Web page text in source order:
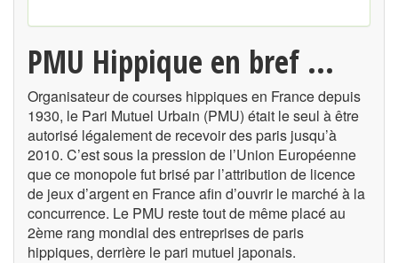
PMU Hippique en bref ...
Organisateur de courses hippiques en France depuis
1930, le Pari Mutuel Urbain (PMU) était le seul à être
autorisé légalement de recevoir des paris jusqu’à
2010. C’est sous la pression de l’Union Européenne
que ce monopole fut brisé par l’attribution de licence
de jeux d’argent en France afin d’ouvrir le marché à la
concurrence. Le PMU reste tout de même placé au
2ème rang mondial des entreprises de paris
hippiques, derrière le pari mutuel japonais.